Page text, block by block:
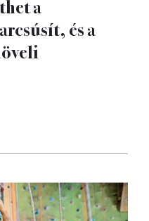
a
és a